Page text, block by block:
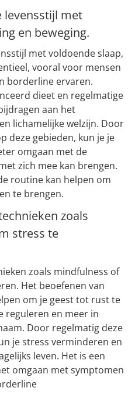
levensstijl met
en beweging.
met voldoende slaap,
vooral voor mensen
borderline ervaren.
dieet en regelmatige
aan het
lichamelijke welzijn. Door
deze gebieden, kun je je
omgaan met de
zich mee kan brengen.
routine kan helpen om
te brengen.
zoals
stress te
zoals mindfulness of
Het beoefenen van
om je geest tot rust te
reguleren en meer in
Door regelmatig deze
je stress verminderen en
leven. Het is een
omgaan met symptomen